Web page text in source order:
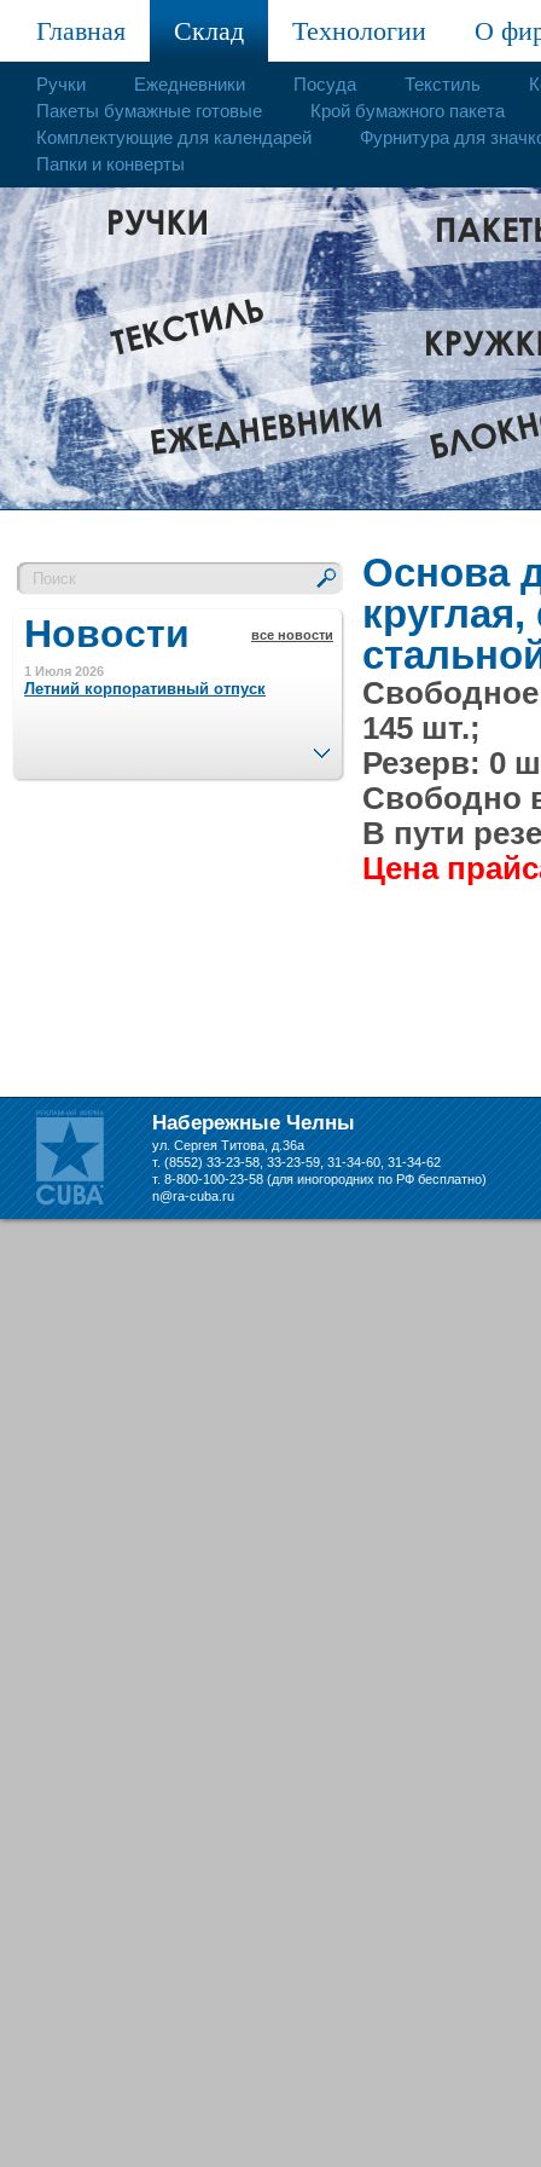
Главная Склад Технологии О
Ручки Ежедневники Посуда Текстиль
Пакеты бумажные готовые
Крой бумажного пакета
Комплектующие для календарей
Фурнитура для
Папки и конверты
Новости все новости
1 Июля 2026
Летний корпоративный отпуск
Минимальная сумма заказа 5000 р.
Набережных Челнах
След.
Основа
145 шт.;
Резерв: 0
Свободно
В пути
Цена
Набережные Челны
ул. Сергея Титова, д.36а
т. (8552) 33-23-58, 33-23-59, 31-34-60, 31-34-62
т. 8-800-100-23-58 (для иногородних по РФ бесплатно)
n@ra-cuba.ru